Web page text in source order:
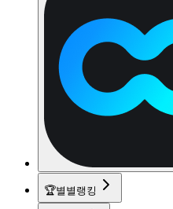
🏆별별랭킹